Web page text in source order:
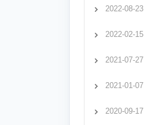
2022-08-23
2022-02-15
2021-07-27
2021-01-07
2020-09-17